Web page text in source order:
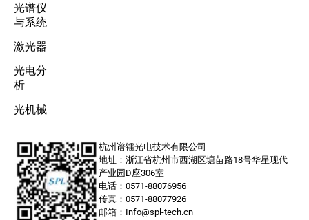
光谱仪
与系统
激光器
光电分
析
光机械
杭州谱镭光电技术有限公司
地址：浙江省杭州市西湖区塘苗路18号华星现代
产业园D座306室
电话：0571-88076956
传真：0571-88077926
邮箱：Info@spl-tech.cn